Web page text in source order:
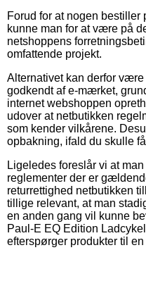
Forud for at nogen bestiller
kunne man for at være på
netshoppens
omfattende projekt.
Alternativet kan derfor
godkendt af e-mærket,
internet webshoppen
udover at netbutikken
som kender vilkårene.
opbakning, ifald du skulle
Ligeledes foreslår vi at
reglementer der er
returrettighed netbutikken
tillige relevant, at man
en anden gang vil kunne
Paul-E EQ Edition
efterspørger produkter til